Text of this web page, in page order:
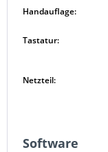
Handauflage:
Tastatur:
Netzteil:
Software